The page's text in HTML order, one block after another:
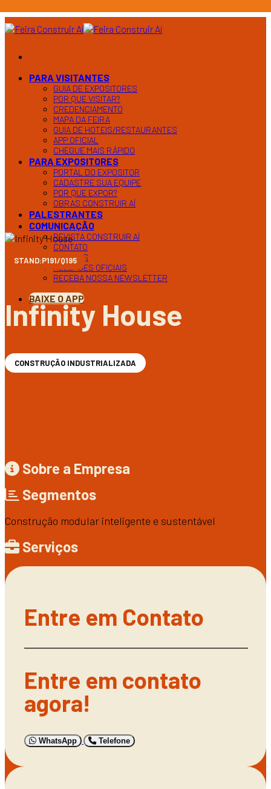
Ir
para
conteúdo
PARA VISITANTES
GUIA DE EXPOSITORES
POR QUE VISITAR?
CREDENCIAMENTO
MAPA DA FEIRA
GUIA DE HOTEIS/RESTAURANTES
APP OFICIAL
CHEGUE MAIS RÁPIDO
PARA EXPOSITORES
PORTAL DO EXPOSITOR
CADASTRE SUA EQUIPE
POR QUE EXPOR?
OBRAS CONSTRUIR AÍ
PALESTRANTES
COMUNICAÇÃO
REVISTA CONSTRUIR AÍ
CONTATO
NOTÍCIAS
RELEASES OFICIAIS
RECEBA NOSSA NEWSLETTER
BAIXE O APP
STAND:P191/Q195
Infinity House
CONSTRUÇÃO INDUSTRIALIZADA
Sobre a Empresa
Segmentos
Construção modular inteligente e sustentável
Serviços
Entre em Contato
Entre em contato
agora!
WhatsApp Telefone